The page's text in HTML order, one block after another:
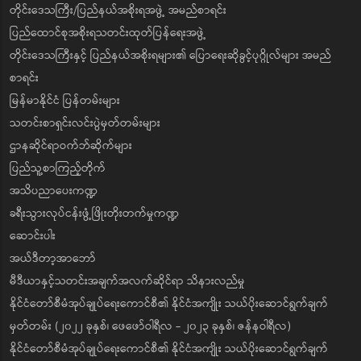
တိုင်းဒေသကြီး/ပြည်နယ်အစိုးရအဖွဲ့ အမည်စာရင်း
ပြည်ထောင်စုအစိုးရသတင်းထုတ်ပြန်ရေးအဖွဲ့
တိုင်းဒေသကြီးနှင့် ပြည်နယ်အစိုးရများ၏ ပြောရေးဆိုခွင့်ပုဂ္ဂိုလ်များ အမည်
စာရင်း
မြန်မာနိုင်ငံ ပြန်တမ်းများ
သတင်းစာရှင်းလင်းပွဲမှတ်တမ်းများ
ဌာနဆိုင်ရာဝက်ဘ်ဆိုက်များ
ပြည်သူ့စာကြည့်တိုက်
အသိပညာပေးကဏ္ဍ
ခရီးသွားလုပ်ငန်းဖွံ့ဖြိုးတိုးတက်မှုကဏ္ဍ
ဆောင်းပါး
အယ်ဒီတာ့အာဘော်
မီဒီယာနှင့်သတင်းအချက်အလက်ဆိုင်ရာ သိနားလည်မှု
နိုင်ငံတော်စီမံအုပ်ချုပ်ရေးကောင်စီ၏ နိုင်ငံအကျိုး သယ်ပိုးဆောင်ရွက်ချက်
မှတ်တမ်း (၂၀၂၂ ခုနှစ်၊ ဖေဖော်ဝါရီလ - ၂၀၂၃ ခုနှစ်၊ ဇန်နဝါရီလ)
နိုင်ငံတော်စီမံအုပ်ချုပ်ရေးကောင်စီ၏ နိုင်ငံအကျိုး သယ်ပိုးဆောင်ရွက်ချက်